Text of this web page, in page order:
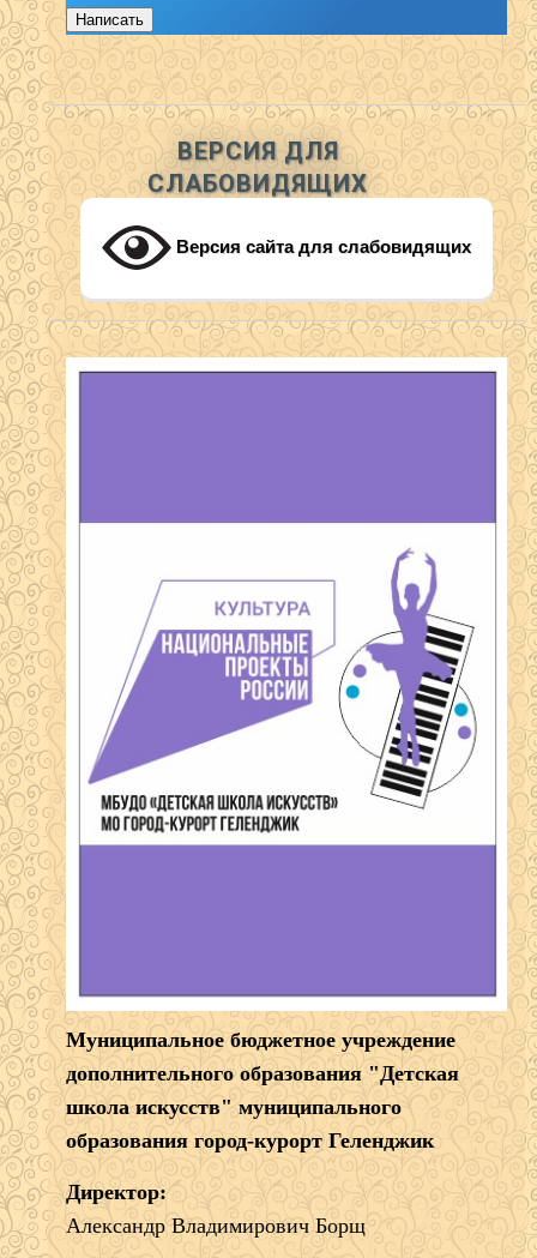
Написать
ВЕРСИЯ ДЛЯ
СЛАБОВИДЯЩИХ
Версия сайта для слабовидящих
Муниципальное бюджетное учреждение
дополнительного образования "Детская
школа искусств" муниципального
образования город-курорт Геленджик
Директор:
Александр Владимирович Борщ